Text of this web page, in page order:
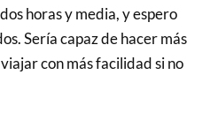
horas y media, y espero
Sería capaz de hacer más
con más facilidad si no